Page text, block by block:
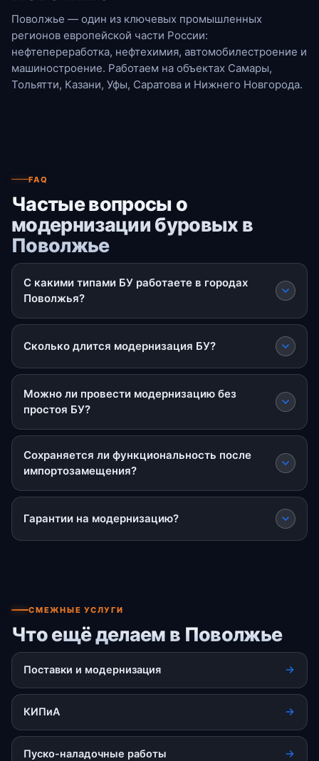
Поволжье — один из ключевых промышленных
регионов европейской части России:
нефтепереработка, нефтехимия, автомобилестроение и
машиностроение. Работаем на объектах Самары,
Тольятти, Казани, Уфы, Саратова и Нижнего Новгорода.
FAQ
Частые вопросы о
модернизации буровых в
Поволжье
С какими типами БУ работаете в городах
Поволжья?
Сколько длится модернизация БУ?
Можно ли провести модернизацию без
простоя БУ?
Сохраняется ли функциональность после
импортозамещения?
Гарантии на модернизацию?
СМЕЖНЫЕ УСЛУГИ
Что ещё делаем в Поволжье
Поставки и модернизация
КИПиА
Пуско-наладочные работы